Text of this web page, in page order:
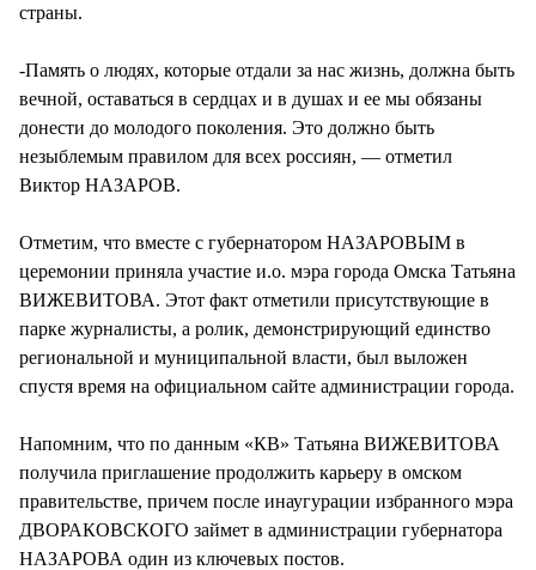
страны.
-Память о людях, которые отдали за нас жизнь, должна быть
вечной, оставаться в сердцах и в душах и ее мы обязаны
донести до молодого поколения. Это должно быть
незыблемым правилом для всех россиян, — отметил
Виктор НАЗАРОВ.
Отметим, что вместе с губернатором НАЗАРОВЫМ в
церемонии приняла участие и.о. мэра города Омска Татьяна
ВИЖЕВИТОВА. Этот факт отметили присутствующие в
парке журналисты, а ролик, демонстрирующий единство
региональной и муниципальной власти, был выложен
спустя время на официальном сайте администрации города.
Напомним, что по данным «КВ» Татьяна ВИЖЕВИТОВА
получила приглашение продолжить карьеру в омском
правительстве, причем после инаугурации избранного мэра
ДВОРАКОВСКОГО займет в администрации губернатора
НАЗАРОВА один из ключевых постов.